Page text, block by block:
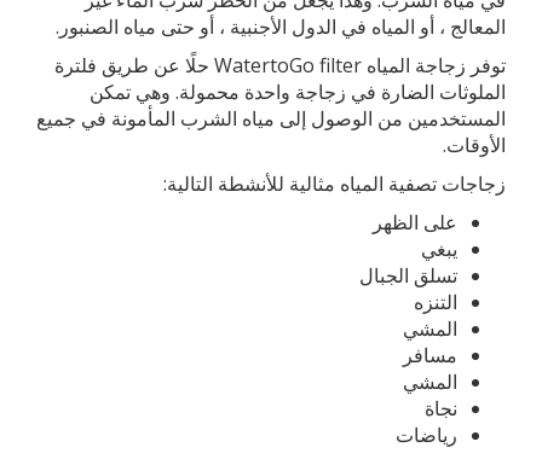
المعالج ، أو المياه في الدول الأجنبية ، أو حتى مياه الصنبور.
توفر زجاجة المياه WatertoGo filter حلًا عن طريق فلترة
الملوثات الضارة في زجاجة واحدة محمولة. وهي تمكن
المستخدمين من الوصول إلى مياه الشرب المأمونة في جميع
الأوقات.
زجاجات تصفية المياه مثالية للأنشطة التالية:
على الظهر
يبغي
تسلق الجبال
التنزه
المشي
مسافر
المشي
نجاة
رياضات